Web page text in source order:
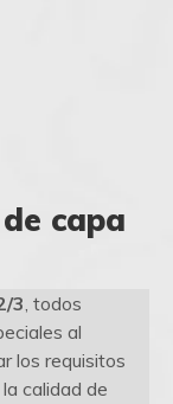
capa
3, todos
al
los requisitos
calidad de